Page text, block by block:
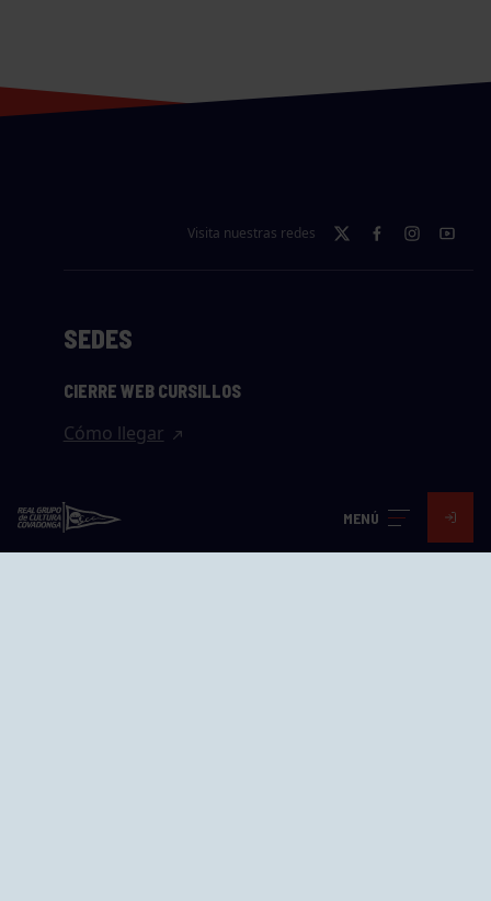
MENÚ
Visita nuestras redes
SEDES
CIERRE WEB CURSILLOS
Cómo llegar
Avd. Jesús Revuelta, 2 33204
Gijón - Asturias